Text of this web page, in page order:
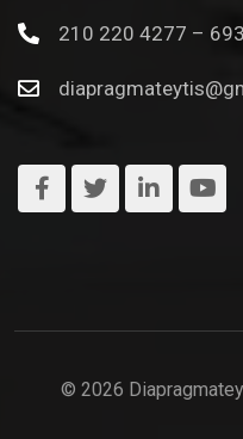
210 220 4277 –
© 2026